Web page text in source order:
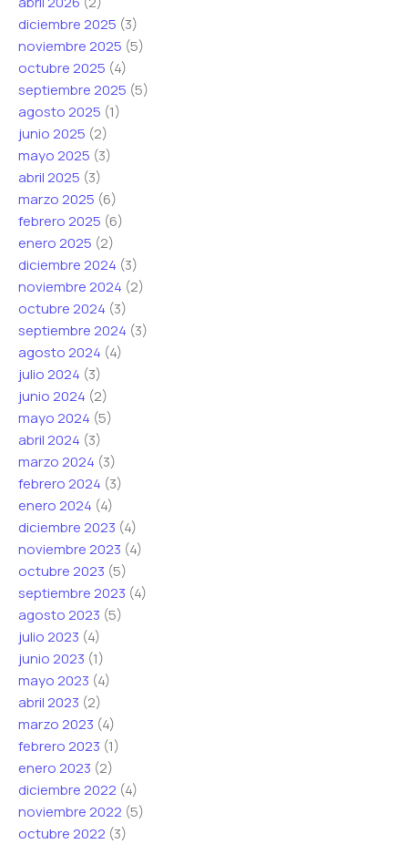
o
C
o
r
r
e
o
t
r
ó
n
i
c
o
e
l
e
c
t
r
ó
n
i
c
o
t
r
ó
n
i
c
o
*
diciembre 2025 (3)
noviembre 2025 (5)
octubre 2025 (4)
septiembre 2025 (5)
agosto 2025 (1)
junio 2025 (2)
mayo 2025 (3)
abril 2025 (3)
marzo 2025 (6)
febrero 2025 (6)
enero 2025 (2)
diciembre 2024 (3)
noviembre 2024 (2)
octubre 2024 (3)
septiembre 2024 (3)
agosto 2024 (4)
julio 2024 (3)
junio 2024 (2)
mayo 2024 (5)
abril 2024 (3)
marzo 2024 (3)
febrero 2024 (3)
enero 2024 (4)
diciembre 2023 (4)
noviembre 2023 (4)
octubre 2023 (5)
septiembre 2023 (4)
agosto 2023 (5)
julio 2023 (4)
junio 2023 (1)
mayo 2023 (4)
abril 2023 (2)
marzo 2023 (4)
febrero 2023 (1)
enero 2023 (2)
diciembre 2022 (4)
noviembre 2022 (5)
octubre 2022 (3)